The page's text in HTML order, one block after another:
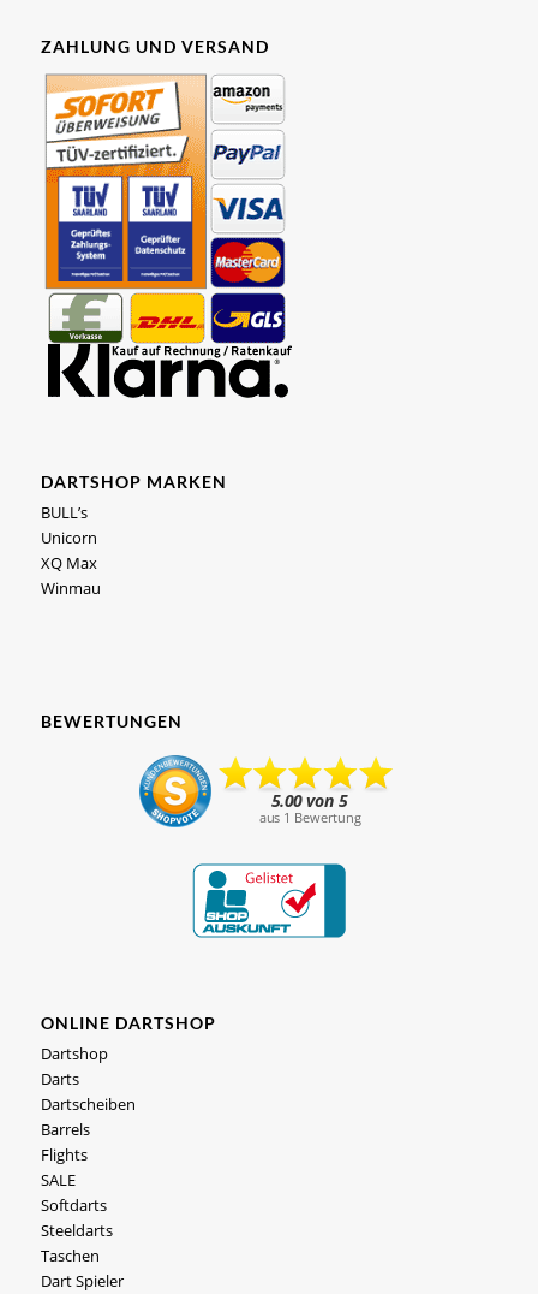
ZAHLUNG UND VERSAND
DARTSHOP MARKEN
BULL’s
Unicorn
XQ Max
Winmau
BEWERTUNGEN
ONLINE DARTSHOP
Dartshop
Darts
Dartscheiben
Barrels
Flights
SALE
Softdarts
Steeldarts
Taschen
Dart Spieler